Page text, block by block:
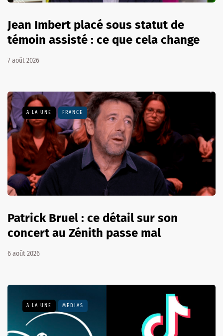
Jean Imbert placé sous statut de
témoin assisté : ce que cela change
7 août 2026
A LA UNE FRANCE
Patrick Bruel : ce détail sur son
concert au Zénith passe mal
6 août 2026
A LA UNE MÉDIAS